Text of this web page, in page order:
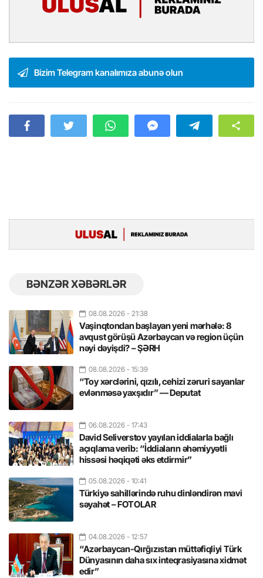
Bizim Telegram kanalımıza abunə olun
BƏNZƏR XƏBƏRLƏR
08.08.2026 - 21:38
Vaşinqtondan başlayan yeni mərhələ: 8
avqust görüşü Azərbaycan və region üçün
nəyi dəyişdi? – ŞƏRH
08.08.2026 - 15:39
“Toy xərclərini, qızılı, cehizi zəruri sayanlar
evlənməsə yaxşıdır” — Deputat
06.08.2026 - 17:43
David Seliverstov yayılan iddialarla bağlı
açıqlama verib: “İddiaların əhəmiyyətli
hissəsi həqiqəti əks etdirmir”
05.08.2026 - 10:41
Türkiyə sahillərində ruhu dinləndirən mavi
səyahət – FOTOLAR
04.08.2026 - 12:57
“Azərbaycan-Qırğızıstan müttəfiqliyi Türk
Dünyasının daha sıx inteqrasiyasına xidmət
edir”